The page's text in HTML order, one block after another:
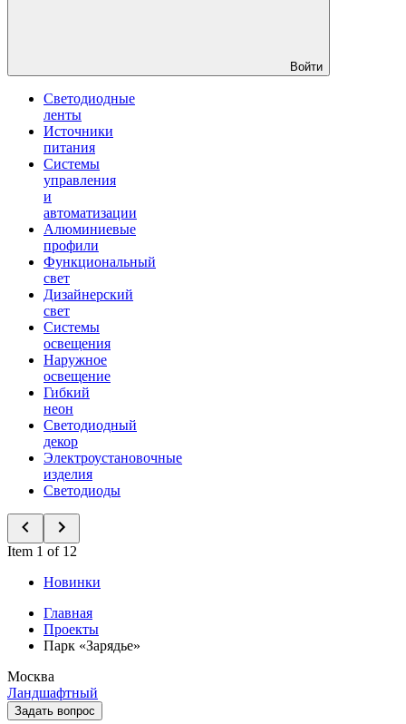
Войти
Светодиодные
ленты
Источники
питания
Системы
управления
и
автоматизации
Алюминиевые
профили
Функциональный
свет
Дизайнерский
свет
Системы
освещения
Наружное
освещение
Гибкий
неон
Светодиодный
декор
Электроустановочные
изделия
Светодиоды
Item 1 of 12
Новинки
Главная
Проекты
Парк «Зарядье»
Москва
Ландшафтный
Задать вопрос